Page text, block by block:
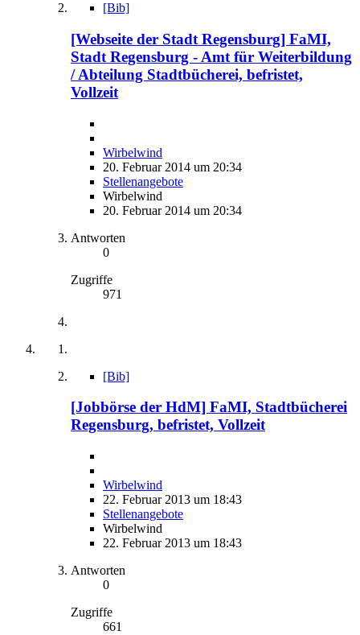
[Bib]
[Webseite der Stadt Regensburg] FaMI,
Stadt Regensburg - Amt für Weiterbildung
/ Abteilung Stadtbücherei, befristet,
Vollzeit
Wirbelwind
20. Februar 2014 um 20:34
Stellenangebote
Wirbelwind
20. Februar 2014 um 20:34
Antworten
0
Zugriffe
971
[Bib]
[Jobbörse der HdM] FaMI, Stadtbücherei
Regensburg, befristet, Vollzeit
Wirbelwind
22. Februar 2013 um 18:43
Stellenangebote
Wirbelwind
22. Februar 2013 um 18:43
Antworten
0
Zugriffe
661